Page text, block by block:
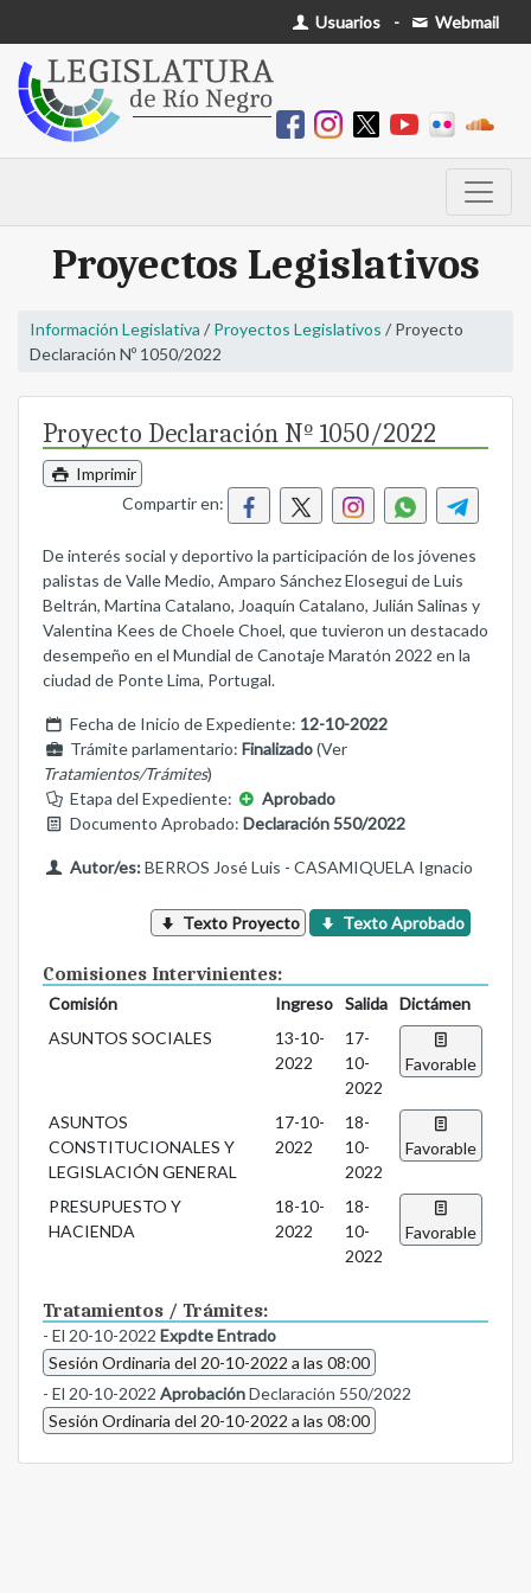
Usuarios - Webmail
Proyectos Legislativos
Información Legislativa / Proyectos Legislativos / Proyecto
Declaración Nº 1050/2022
Proyecto Declaración Nº 1050/2022
Imprimir
Compartir en:
De interés social y deportivo la participación de los jóvenes
palistas de Valle Medio, Amparo Sánchez Elosegui de Luis
Beltrán, Martina Catalano, Joaquín Catalano, Julián Salinas y
Valentina Kees de Choele Choel, que tuvieron un destacado
desempeño en el Mundial de Canotaje Maratón 2022 en la
ciudad de Ponte Lima, Portugal.
Fecha de Inicio de Expediente: 12-10-2022
Trámite parlamentario: Finalizado(Ver
Tratamientos/Trámites)
Etapa del Expediente:
Aprobado
Documento Aprobado: Declaración 550/2022
Autor/es:BERROS José Luis - CASAMIQUELA Ignacio
Texto Proyecto Texto Aprobado
Comisiones Intervinientes:
Comisión Ingreso Salida
Dictámen
ASUNTOS SOCIALES
13-10-
2022
17-
10-
2022
Favorable
ASUNTOS
CONSTITUCIONALES Y
LEGISLACIÓN GENERAL
17-10-
2022
18-
10-
2022
Favorable
PRESUPUESTO Y
HACIENDA
18-10-
2022
18-
10-
2022
Favorable
Tratamientos / Trámites:
- El 20-10-2022 Expdte Entrado
Sesión Ordinaria del 20-10-2022 a las 08:00
- El 20-10-2022 AprobaciónDeclaración 550/2022
Sesión Ordinaria del 20-10-2022 a las 08:00